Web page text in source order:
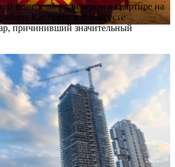
В понедельник вечером в квартире на
Каппарис в Фамагусте
причинивший значительный